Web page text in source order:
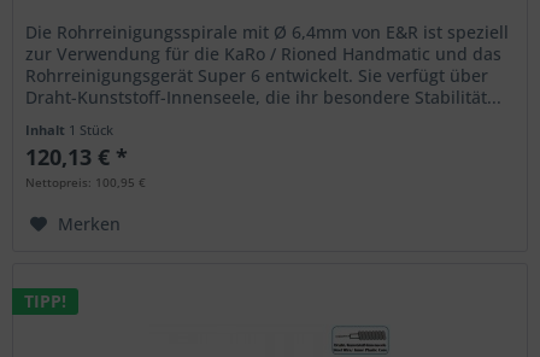
Die Rohrreinigungsspirale mit Ø 6,4mm von E&R ist speziell
zur Verwendung für die KaRo / Rioned Handmatic und das
Rohrreinigungsgerät Super 6 entwickelt. Sie verfügt über
Draht-Kunststoff-Innenseele, die ihr besondere Stabilität...
Inhalt 1 Stück
120,13 € *
Nettopreis: 100,95 €
Merken
TIPP!